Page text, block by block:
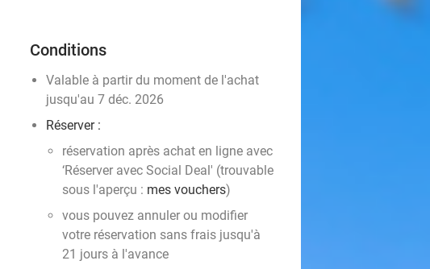
Conditions
Valable à partir du moment de l'achat
jusqu'au 7 déc. 2026
Réserver :
réservation après achat en ligne avec
‘Réserver avec Social Deal' (trouvable
sous l'aperçu : mes vouchers)
vous pouvez annuler ou modifier
votre réservation sans frais jusqu'à
21 jours à l'avance